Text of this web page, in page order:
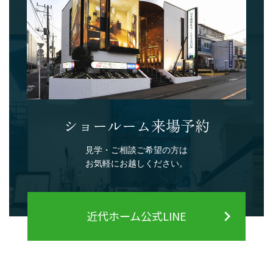
ショールーム来場予約
見学・ご相談ご希望の方は
お気軽にお越しください。
近代ホーム公式LINE